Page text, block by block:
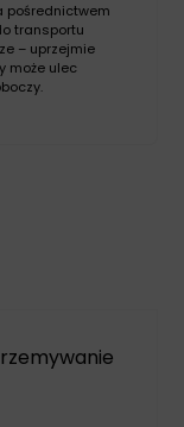
pośrednictwem
transportu
– uprzejmie
może ulec